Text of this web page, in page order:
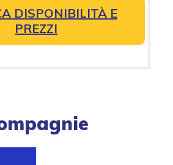
DISPONIBILITÀ E
PREZZI